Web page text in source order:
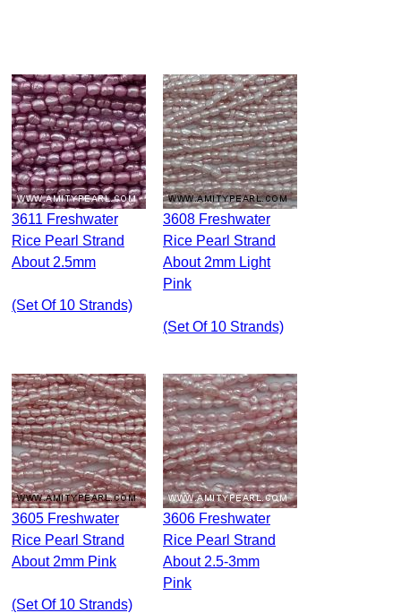
3611 Freshwater
Rice Pearl Strand
About 2.5mm
(set Of 10 Strands)
3608 Freshwater
Rice Pearl Strand
About 2mm Light
Pink
(set Of 10 Strands)
3605 Freshwater
Rice Pearl Strand
About 2mm Pink
(set Of 10 Strands)
3606 Freshwater
Rice Pearl Strand
About 2.5-3mm
Pink